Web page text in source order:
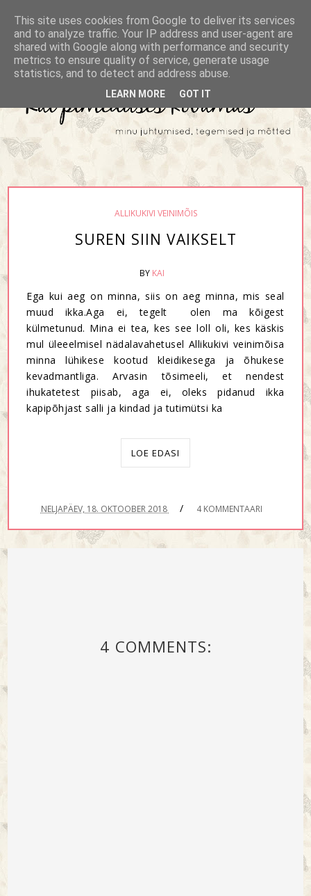
ALLIKUKIVI VEINIMÕIS
SUREN SIIN VAIKSELT
BY KAI
Ega kui aeg on minna, siis on aeg minna, mis seal
muud ikka.Aga ei, tegelt olen ma kõigest
külmetunud. Mina ei tea, kes see loll oli, kes käskis
mul üleeelmisel nädalavahetusel Allikukivi veinimõisa
minna lühikese kootud kleidikesega ja õhukese
kevadmantliga. Arvasin tõsimeeli, et nendest
ihukatetest piisab, aga ei, oleks pidanud ikka
kapipõhjast salli ja kindad ja tutimütsi ka
LOE EDASI
NELJAPÄEV, 18. OKTOOBER 2018 / 4 KOMMENTAARI
4 COMMENTS:
This site uses cookies from Google to deliver its services
and to analyze traffic. Your IP address and user-agent are
shared with Google along with performance and security
metrics to ensure quality of service, generate usage
statistics, and to detect and address abuse.
LEARN MORE GOT IT